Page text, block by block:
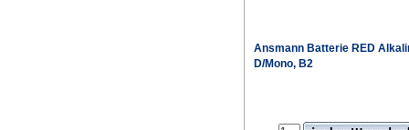
Ansmann Batterie RED
D/Mono, B2